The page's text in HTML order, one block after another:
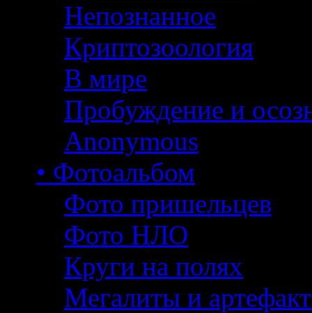
Непознанное
Криптозоология
В мире
Пробуждение и
Anonymous
• Фотоальбом
Фото пришельцев
Фото НЛО
Круги на полях
Мегалиты и